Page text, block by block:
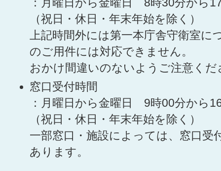
：月曜日から金曜日 8時30分から
（祝日・休日・年末年始を除く）
上記時間外には第一本庁舎守衛室に
のご用件には対応できません。
おかけ間違いのないようご注意くだ
窓口受付時間
：月曜日から金曜日 9時00分から
（祝日・休日・年末年始を除く）
一部窓口・施設によっては、窓口受
あります。